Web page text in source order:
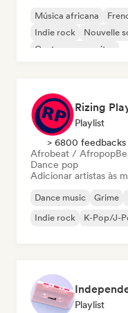
Música africana
Indie rock
Nouvelle
Cantor-compositor
Rizing
Playlist
> 6800 feedbacks
Afrobeat / Afropop
Dance pop
Adicionar artistas às
Dance music Grime
Indie rock
K-Pop/J-
Playlist